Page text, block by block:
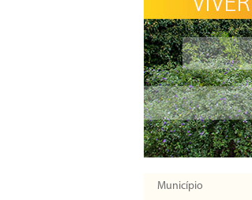
Município